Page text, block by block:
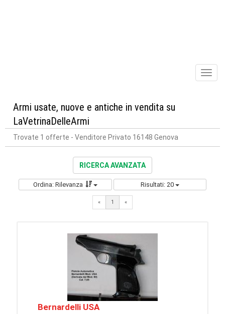
Armi usate, nuove e antiche in vendita su
LaVetrinaDelleArmi
Trovate 1 offerte - Venditore Privato 16148 Genova
RICERCA AVANZATA
Ordina: Rilevanza Risultati: 20
« 1 «
Bernardelli USA